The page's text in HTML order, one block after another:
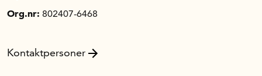
Org.nr: 802407-6468
Kontaktpersoner